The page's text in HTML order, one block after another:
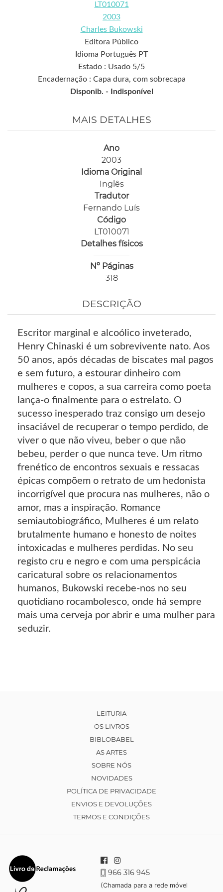
LT010071
2003
Charles Bukowski
Editora Público
Idioma Português PT
Estado : Usado 5/5
Encadernação : Capa dura, com sobrecapa
Disponib. -
Indisponível
MAIS DETALHES
Ano
2003
Idioma Original
Inglês
Tradutor
Fernando Luís
Código
LT010071
Detalhes físicos
Nº Páginas
318
DESCRIÇÃO
Escritor marginal e alcoólico inveterado,
Henry Chinaski é um sobrevivente nato. Aos
50 anos, após décadas de biscates mal pagos
e sem futuro, a estourar dinheiro com
mulheres e copos, a sua carreira como poeta
lança-o finalmente para o estrelato. O
sucesso inesperado traz consigo um desejo
insaciável de recuperar o tempo perdido, de
viver o que não viveu, beber o que não
bebeu, perder o que nunca teve. Um ritmo
frenético de encontros sexuais e ressacas
épicas compõem o retrato de um hedonista
incorrigível que procura nas mulheres, não o
amor, mas a inspiração. Romance
semiautobiográfico, Mulheres é um relato
brutalmente humano e honesto de noites
intoxicadas e mulheres perdidas. No seu
registo cru e negro e com uma perspicácia
caricatural sobre os relacionamentos
humanos, Bukowski recebe-nos no seu
quotidiano rocambolesco, onde há sempre
mais uma cerveja por abrir e uma mulher para
seduzir.
LEITURIA
OS LIVROS
BIBLOBABEL
AS ARTES
SOBRE NÓS
NOVIDADES
POLÍTICA DE PRIVACIDADE
ENVIOS E DEVOLUÇÕES
TERMOS E CONDIÇÕES
966 316 945
(Chamada para a rede móvel